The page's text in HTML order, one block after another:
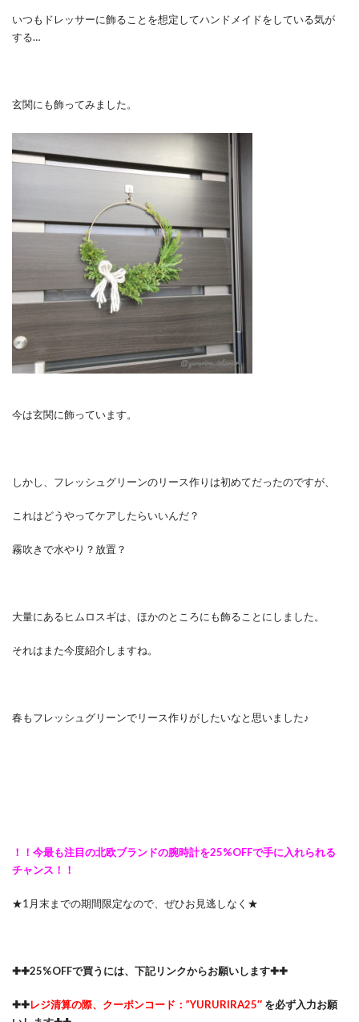
いつもドレッサーに飾ることを想定してハンドメイドをしている気が
する…
玄関にも飾ってみました。
今は玄関に飾っています。
しかし、フレッシュグリーンのリース作りは初めてだったのですが、
これはどうやってケアしたらいいんだ？
霧吹きで水やり？放置？
大量にあるヒムロスギは、ほかのところにも飾ることにしました。
それはまた今度紹介しますね。
春もフレッシュグリーンでリース作りがしたいなと思いました♪
！！今最も注目の北欧ブランドの腕時計を25%OFFで手に入れられる
チャンス！！
★1月末までの期間限定なので、ぜひお見逃しなく★
✚✚25%OFFで買うには、下記リンクからお願いします✚✚
✚✚レジ清算の際、クーポンコード：”YURURIRA25″ を必ず入力お願